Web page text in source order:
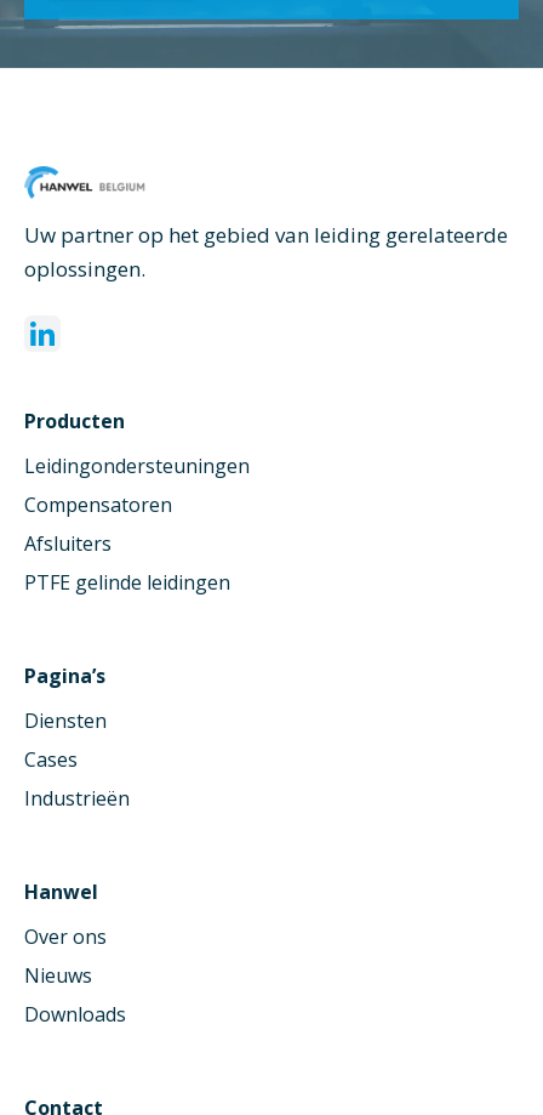
Uw partner op het gebied van leiding gerelateerde
oplossingen.
Producten
Leidingondersteuningen
Compensatoren
Afsluiters
PTFE gelinde leidingen
Pagina’s
Diensten
Cases
Industrieën
Hanwel
Over ons
Nieuws
Downloads
Contact